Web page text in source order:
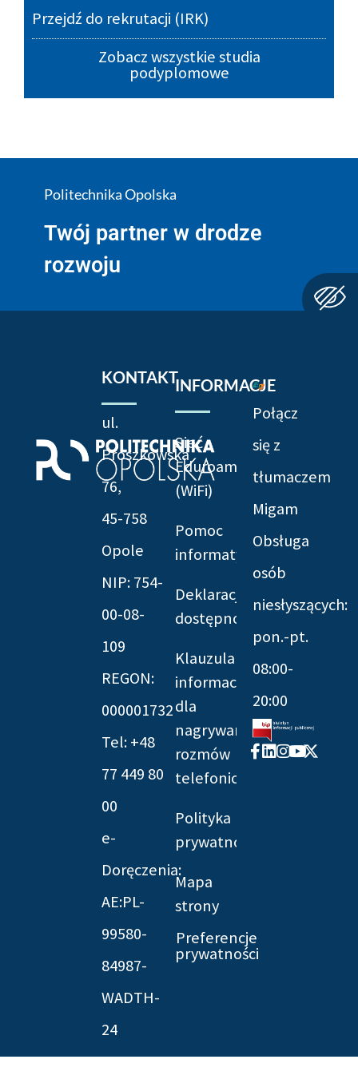
Przejdź do rekrutacji (IRK)
Zobacz wszystkie studia
podyplomowe
Politechnika Opolska
Twój partner w drodze
rozwoju
KONTAKT
ul.
Prószkowska
76,
45-758
Opole
NIP: 754-
00-08-
109
REGON:
000001732
Tel: +48
77 449 80
00
e-
Doręczenia:
AE:PL-
99580-
84987-
WADTH-
24
INFORMACJE
Sieć
Eduroam
(WiFi)
Pomoc
informatyczna
Deklaracja
dostępności
Klauzula
informacyjna
dla
nagrywania
rozmów
telefonicznych
Polityka
prywatności
Mapa
strony
Preferencje
prywatności
Połącz
się z
tłumaczem
Migam
Obsługa
osób
niesłyszących:
pon.-pt.
08:00-
20:00
Facebook-
f
Linkedin
Instagram
Youtube
X-
twitter